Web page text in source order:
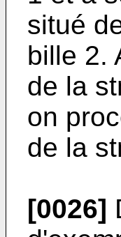
situé
bille 2.
de la
on
de la
[0026]